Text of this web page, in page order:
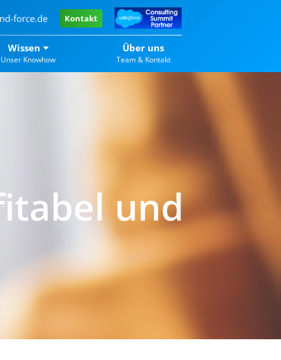
force.de Kontakt
Wissen
Unser Knowhow
Über uns
Team & Kontakt
und